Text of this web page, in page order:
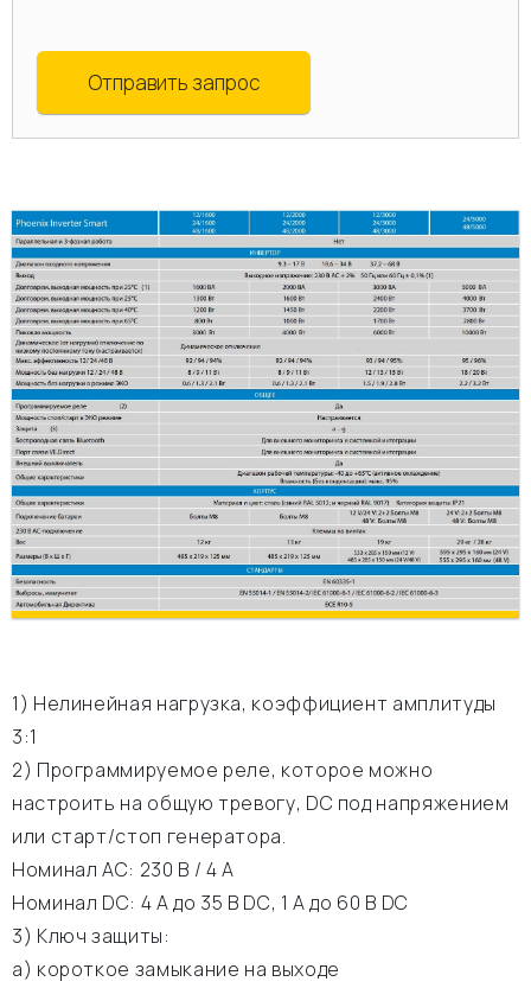
Отправить запрос
1) Нелинейная нагрузка, коэффициент амплитуды
3:1
2) Программируемое реле, которое можно
настроить на общую тревогу, DC под напряжением
или старт/стоп генератора.
Номинал АС: 230 В / 4 A
Номинал DC: 4 A до 35 В DC, 1 A до 60 В DC
3) Ключ защиты:
а) короткое замыкание на выходе